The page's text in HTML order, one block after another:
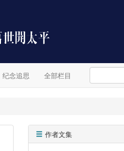
纪念追思 全部栏目
作者文集